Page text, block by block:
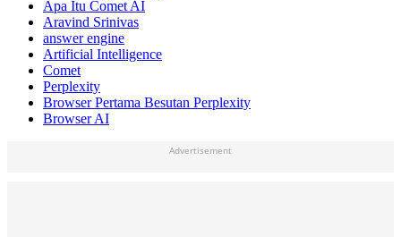
Apa Itu Comet AI
Aravind Srinivas
answer engine
Artificial Intelligence
Comet
Perplexity
Browser Pertama Besutan Perplexity
Browser AI
Advertisement